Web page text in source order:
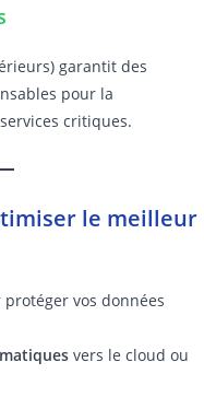
garantit des
pour la
critiques.
le meilleur
protéger vos données
vers le cloud ou